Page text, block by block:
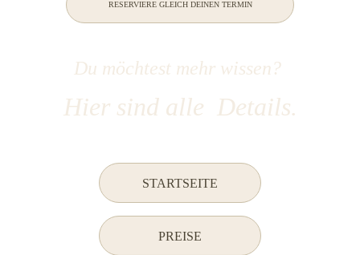
RESERVIERE GLEICH DEINEN TERMIN
Du möchtest mehr wissen?
Hier sind alle  Details.
PREISE
STARTSEITE